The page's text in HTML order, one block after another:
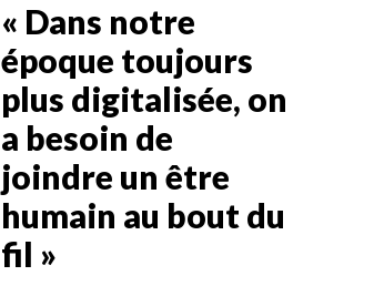
« Dans notre
époque toujours
plus digitalisée, on
a besoin de
joindre un être
humain au bout du
fil »